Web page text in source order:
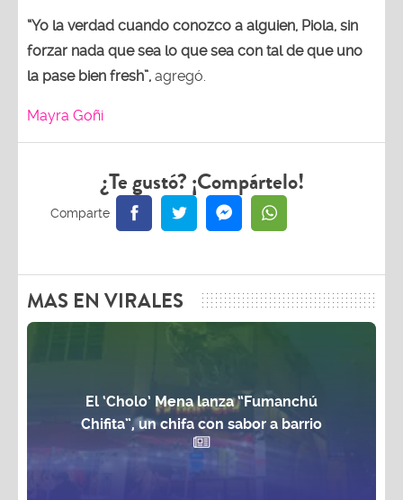
“Yo la verdad cuando conozco a alguien, Piola, sin
forzar nada que sea lo que sea con tal de que uno
la pase bien fresh”, agregó.
Mayra Goñi
¿Te gustó? ¡Compártelo!
MAS EN VIRALES
El ‘Cholo’ Mena lanza “Fumanchú
Chifita”, un chifa con sabor a barrio